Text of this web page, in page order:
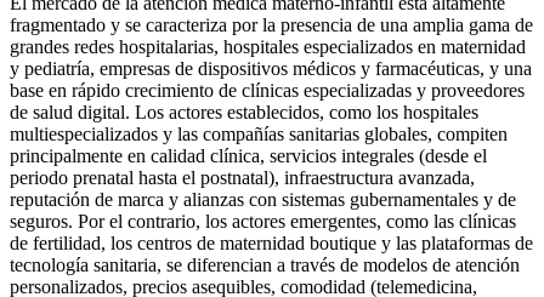
fragmentado y se caracteriza por la presencia de una amplia gama de
grandes redes hospitalarias, hospitales especializados en maternidad
y pediatría, empresas de dispositivos médicos y farmacéuticas, y una
base en rápido crecimiento de clínicas especializadas y proveedores
de salud digital. Los actores establecidos, como los hospitales
multiespecializados y las compañías sanitarias globales, compiten
principalmente en calidad clínica, servicios integrales (desde el
periodo prenatal hasta el postnatal), infraestructura avanzada,
reputación de marca y alianzas con sistemas gubernamentales y de
seguros. Por el contrario, los actores emergentes, como las clínicas
de fertilidad, los centros de maternidad boutique y las plataformas de
tecnología sanitaria, se diferencian a través de modelos de atención
personalizados, precios asequibles, comodidad (telemedicina,